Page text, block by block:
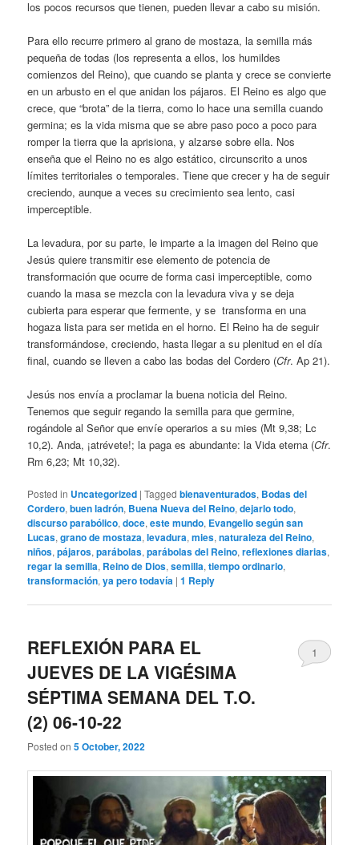
los pocos recursos que tienen, pueden llevar a cabo su misión.
Para ello recurre primero al grano de mostaza, la semilla más
pequeña de todas (los representa a ellos, los humildes
comienzos del Reino), que cuando se planta y crece se convierte
en un arbusto en el que anidan los pájaros. El Reino es algo que
crece, que “brota” de la tierra, como lo hace una semilla cuando
germina; es la vida misma que se abre paso poco a poco para
romper la tierra que la aprisiona, y alzarse sobre ella. Nos
enseña que el Reino no es algo estático, circunscrito a unos
límites territoriales o temporales. Tiene que crecer y ha de seguir
creciendo, aunque a veces su crecimiento sea lento, casi
imperceptible.
La levadura, por su parte, le imparte a la imagen del Reino que
Jesús quiere transmitir ese elemento de potencia de
transformación que ocurre de forma casi imperceptible, como
cuando la masa se mezcla con la levadura viva y se deja
cubierta para esperar que fermente, y se transforma en una
hogaza lista para ser metida en el horno. El Reino ha de seguir
transformándose, creciendo, hasta llegar a su plenitud en el día
final, cuando se lleven a cabo las bodas del Cordero (Cfr. Ap 21).
Jesús nos envía a proclamar la buena noticia del Reino.
Tenemos que seguir regando la semilla para que germine,
rogándole al Señor que envíe operarios a su mies (Mt 9,38; Lc
10,2). Anda, ¡atrévete!; la paga es abundante: la Vida eterna (Cfr.
Rm 6,23; Mt 10,32).
Posted in Uncategorized |Tagged bienaventurados, Bodas del
Cordero,buen ladrón, Buena Nueva del Reino,dejarlo todo,
discurso parabólico,doce,este mundo, Evangelio según san
Lucas,grano de mostaza,levadura,mies,naturaleza del Reino,
niños,pájaros,parábolas,parábolas del Reino,reflexiones diarias,
regar la semilla, Reino de Dios,semilla,tiempo ordinario,
transformación,ya pero todavía |1 Reply
REFLEXIÓN PARA EL
JUEVES DE LA VIGÉSIMA
SÉPTIMA SEMANA DEL T.O.
(2) 06-10-22
Posted on5 October, 2022
1